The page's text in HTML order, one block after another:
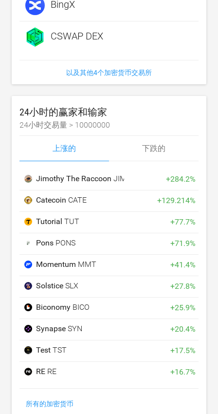
BingX
CSWAP DEX
以及其他4个加密货币交易所
24小时的赢家和输家
24小时交易量 > 10000000
上涨的 下跌的
Jimothy The Raccoon JIMOTHY +284.2%
Catecoin CATE +129.214%
Tutorial TUT +77.7%
Pons PONS +71.9%
Momentum MMT +41.4%
Solstice SLX +27.8%
Biconomy BICO +25.9%
Synapse SYN +20.4%
Test TST +17.5%
RE RE +16.7%
所有的加密货币